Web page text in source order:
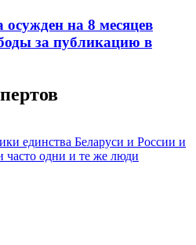
на 8 месяцев
за публикацию в
единства Беларуси и России и
часто одни и те же люди